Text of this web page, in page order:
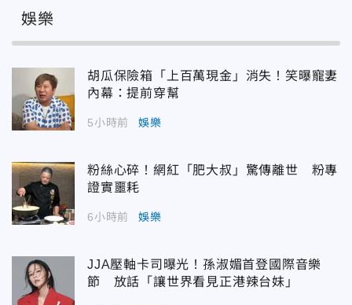
娛樂
胡瓜保險箱「上百萬現金」消失！笑曝寵妻
內幕：提前穿幫
5小時前 娛樂
粉絲心碎！網紅「肥大叔」驚傳離世 粉專
證實噩耗
6小時前 娛樂
JJA壓軸卡司曝光！孫淑媚首登國際音樂
節 放話「讓世界看見正港辣台妹」